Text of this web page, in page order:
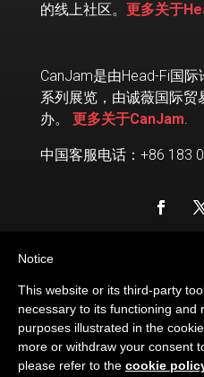
的线上社区。 更多关于
CanJam是由Head-Fi国
系列展览，由诚薇国际贸
办。 更多关于CanJam.
中国客服电话：+86 183
© 2026HEAD-FI.ORG.
Notice
This website or its third-party
necessary to its functioning and
purposes illustrated in the
more or withdraw your consent
please refer to the cookie